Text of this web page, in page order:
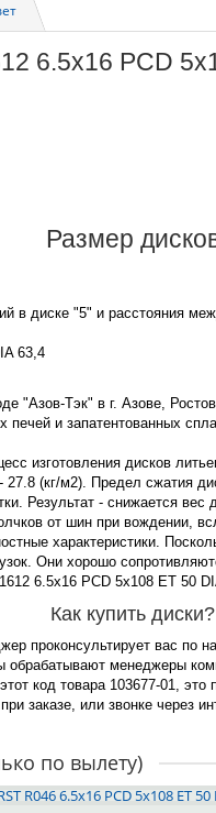
6.5x16 PCD
Размер
в диске "5" и расстояния
63,4
"Азов-Тэк" в г. Азове,
и запатентованных
изготовления дисков
(кг/м2). Предел сжатия
Результат - снижается
от шин при вождении,
характеристики.
Они хорошо
6.5x16 PCD 5x108 ET 50
Как купить диски?
проконсультирует вас
обрабатывают менеджеры
код товара 103677-01,
заказе, или звонке через
по вылету)